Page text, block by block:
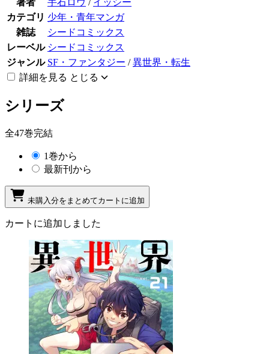
カテゴリ 少年・青年マンガ
雑誌
シードコミックス
レーベル シードコミックス
ジャンル SF・ファンタジー /異世界・転生
詳細を見る とじる
シリーズ
全47巻完結
1巻から
最新刊から
未購入分をまとめてカートに追加
カートに追加しました